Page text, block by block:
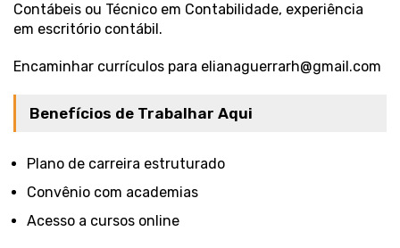
Contábeis ou Técnico em Contabilidade, experiência
em escritório contábil.
Encaminhar currículos para elianaguerrarh@gmail.com
Benefícios de Trabalhar Aqui
Plano de carreira estruturado
Convênio com academias
Acesso a cursos online